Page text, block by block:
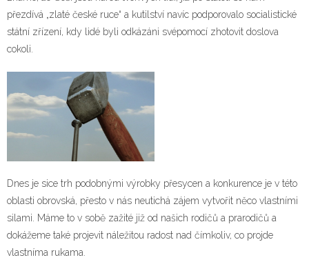
přezdívá „zlaté české ruce“ a kutilství navíc podporovalo socialistické
státní zřízení, kdy lidé byli odkázáni svépomocí zhotovit doslova
cokoli.
Dnes je sice trh podobnými výrobky přesycen a konkurence je v této
oblasti obrovská, přesto v nás neutichá zájem vytvořit něco vlastními
silami. Máme to v sobě zažité již od našich rodičů a prarodičů a
dokážeme také projevit náležitou radost nad čímkoliv, co projde
vlastníma rukama.